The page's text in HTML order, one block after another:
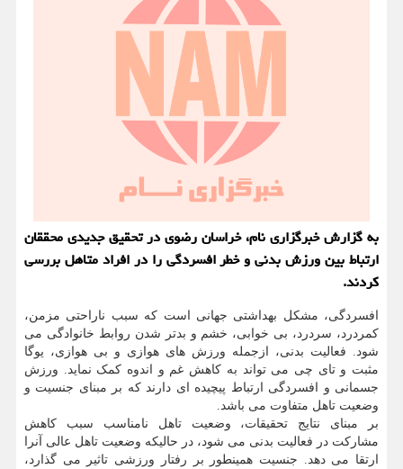
به گزارش خبرگزاری نام، خراسان رضوی در تحقیق جدیدی محققان
ارتباط بین ورزش بدنی و خطر افسردگی را در افراد متاهل بررسی
کردند.
افسردگی، مشکل بهداشتی جهانی است که سبب ناراحتی مزمن،
کمردرد، سردرد، بی خوابی، خشم و بدتر شدن روابط خانوادگی می
شود. فعالیت بدنی، ازجمله ورزش های هوازی و بی هوازی، یوگا
مثبت و تای چی می تواند به کاهش غم و اندوه کمک نماید. ورزش
جسمانی و افسردگی ارتباط پیچیده ای دارند که بر مبنای جنسیت و
وضعیت تاهل متفاوت می باشد.
بر مبنای نتایج تحقیقات، وضعیت تاهل نامناسب سبب کاهش
مشارکت در فعالیت بدنی می شود، در حالیکه وضعیت تاهل عالی آنرا
ارتقا می دهد. جنسیت همینطور بر رفتار ورزشی تاثیر می گذارد،